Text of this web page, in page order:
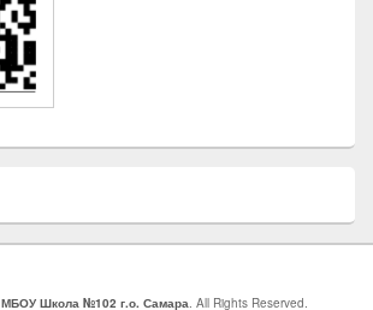
МБОУ Школа №102 г.о. Самара. All Rights Reserved.